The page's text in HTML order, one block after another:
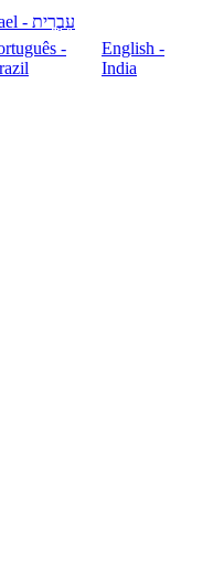
עִבְרִית - Israel
-
English -
India